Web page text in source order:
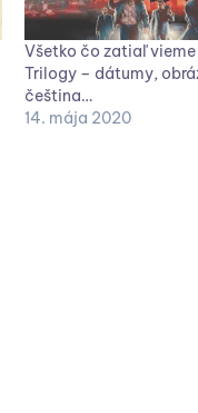
Všetko čo zatiaľ
Trilogy – dátumy,
čeština…
14. mája 2020